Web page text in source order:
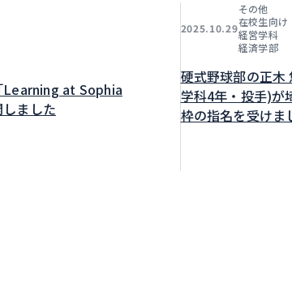
Learning at Sophia
ました
2025.10.29
その他
在校生向け
経営学科
経済学部
硬式野球部の正木
学科4年・投手)が
枠の指名を受けま